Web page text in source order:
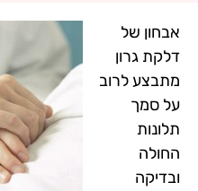
אבחון של
דלקת גרון
מתבצע לרוב
על סמך
תלונות
החולה
ובדיקה